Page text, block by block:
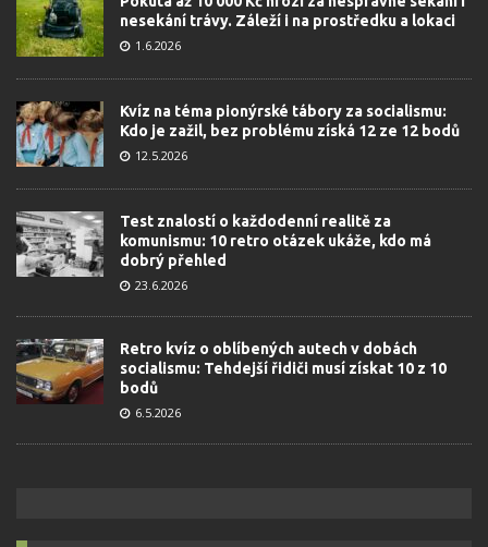
nesekání trávy. Záleží i na prostředku a lokaci
1.6.2026
Kvíz na téma pionýrské tábory za socialismu:
Kdo je zažil, bez problému získá 12 ze 12 bodů
12.5.2026
Test znalostí o každodenní realitě za
komunismu: 10 retro otázek ukáže, kdo má
dobrý přehled
23.6.2026
Retro kvíz o oblíbených autech v dobách
socialismu: Tehdejší řidiči musí získat 10 z 10
bodů
6.5.2026